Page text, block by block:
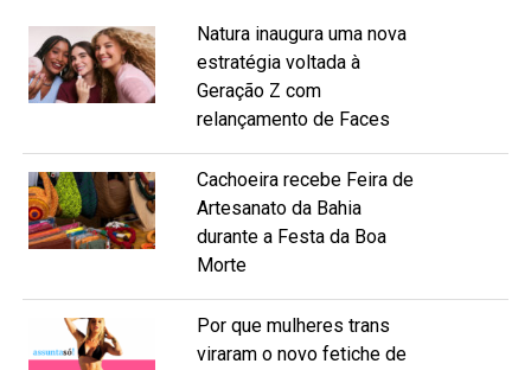
Natura inaugura uma nova
estratégia voltada à
Geração Z com
relançamento de Faces
Cachoeira recebe Feira de
Artesanato da Bahia
durante a Festa da Boa
Morte
Por que mulheres trans
viraram o novo fetiche de